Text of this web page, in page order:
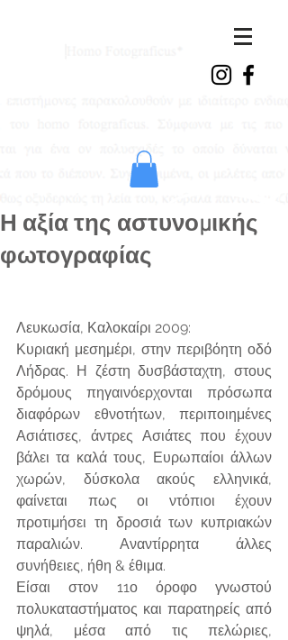
Η αξία της αστυνομικής
φωτογραφίας
Λευκωσία, Καλοκαίρι 2009:
Κυριακή μεσημέρι, στην περιβόητη οδό
Λήδρας. Η ζέστη δυσβάσταχτη, στους
δρόμους πηγαινόερχονται πρόσωπα
διαφόρων εθνοτήτων, περιποιημένες
Ασιάτισες, άντρες Ασιάτες που έχουν
βάλει τα καλά τους, Ευρωπαίοι άλλων
χωρών, δύσκολα ακούς ελληνικά,
φαίνεται πως οι ντόπιοι έχουν
προτιμήσει τη δροσιά των κυπριακών
παραλιών. Αναντίρρητα άλλες
συνήθειες, ήθη & έθιμα.
Είσαι στον 11ο όροφο γνωστού
πολυκαταστήματος και παρατηρείς από
ψηλά, μέσα από τις πελώριες,